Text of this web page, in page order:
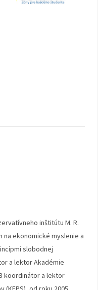
inštitútu M. R.
na ekonomické myslenie a
slobodnej
a lektor Akadémie
koordinátor a lektor